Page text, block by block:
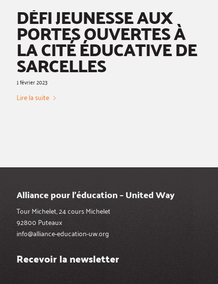
DÉFI JEUNESSE AUX
PORTES OUVERTES À
LA CITÉ ÉDUCATIVE DE
SARCELLES
1 février 2023
Lire la suite
Alliance pour l’éducation – United Way
Tour Michelet, 24 cours Michelet
92800 Puteaux
info@alliance-education-uw.org
Recevoir la newsletter